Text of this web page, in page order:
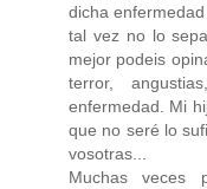
dicha
tal vez no lo
mejor podeis
terror,
enfermedad. Mi
que no seré lo
vosotras...
Muchas